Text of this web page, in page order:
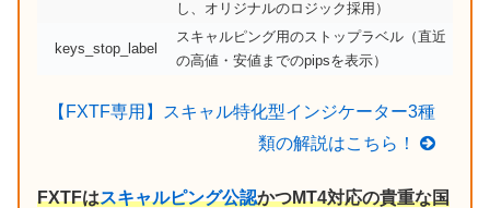
し、オリジナルのロジック採用）
keys_stop_label
スキャルピング用のストップラベル（直近
の高値・安値までのpipsを表示）
【FXTF専用】スキャル特化型インジケーター3種
類の解説はこちら！
FXTFはスキャルピング公認かつMT4対応の貴重な国